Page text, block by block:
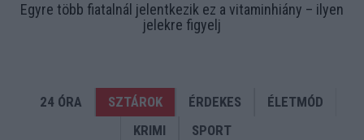
Egyre több fiatalnál jelentkezik ez a vitaminhiány – ilyen
jelekre figyelj
24 ÓRA SZTÁROK ÉRDEKES
ÉLETMÓD
KRIMI
SPORT